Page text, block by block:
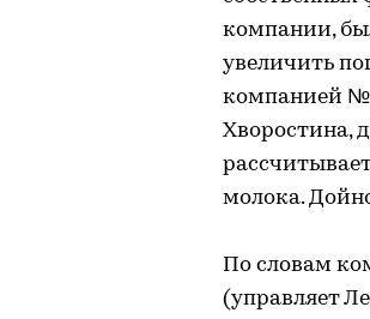
компании,
увеличить
компанией
Хворостина,
молока.
По словам
(управляет